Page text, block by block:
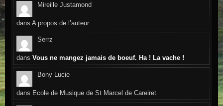
Mireille Justamond
dansA propos de l’auteur.
Serrz
dansVous ne mangez jamais de boeuf. Ha ! La vache !
Bony Lucie
dans Ecole de Musique de St Marcel de Careiret